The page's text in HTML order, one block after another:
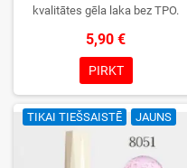
kvalitātes gēla laka bez TPO.
izvēle, lieliska sacietēšana
UV/LED lampās un ilgstoša
noturība. Katrs flakons iepakots
kastītē – pirmo reizi to atvērsiet
tikai jūs.
5,90 €
PIRKT
TIKAI TIEŠSAISTĒ JAUNS